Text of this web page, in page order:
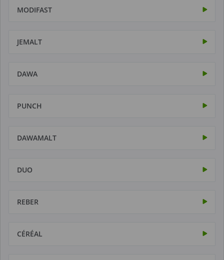
MODIFAST
JEMALT
DAWA
PUNCH
DAWAMALT
DUO
REBER
CÉRÉAL